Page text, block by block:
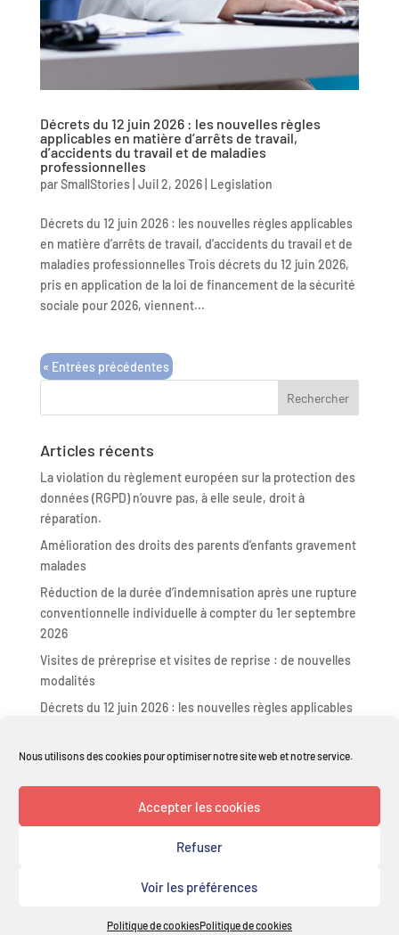
Nous utilisons des cookies pour optimiser notre site web et notre service.
Accepter les cookies
Refuser
Voir les préférences
Politique de cookiesPolitique de cookies
Décrets du 12 juin 2026 : les nouvelles règles
applicables en matière d’arrêts de travail,
d’accidents du travail et de maladies
professionnelles
parSmallStories| Juil 2, 2026| Legislation
Décrets du 12 juin 2026 : les nouvelles règles applicables
en matière d’arrêts de travail, d’accidents du travail et de
maladies professionnelles Trois décrets du 12 juin 2026,
pris en application de la loi de financement de la sécurité
sociale pour 2026, viennent...
« Entrées précédentes
Articles récents
La violation du règlement européen sur la protection des
données (RGPD) n’ouvre pas, à elle seule, droit à
réparation.
Amélioration des droits des parents d’enfants gravement
malades
Réduction de la durée d’indemnisation après une rupture
conventionnelle individuelle à compter du 1er septembre
2026
Visites de préreprise et visites de reprise : de nouvelles
modalités
Décrets du 12 juin 2026 : les nouvelles règles applicables
Copyright© 2021 All Right Reserved - Design par
confidentialité